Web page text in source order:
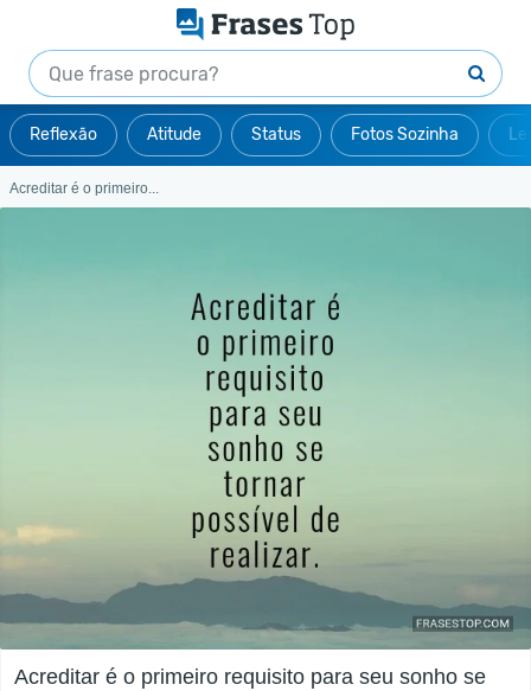
Reflexão Atitude Status Fotos Sozinha
Acreditar é o primeiro...
Acreditar é o primeiro requisito para seu sonho se